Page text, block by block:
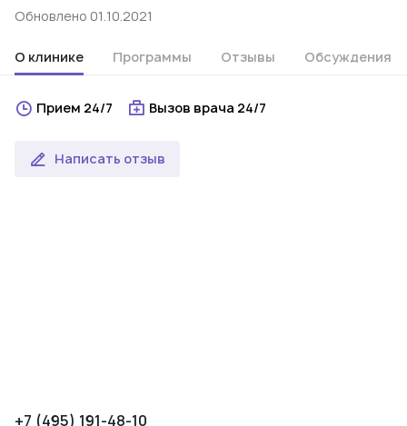
Обновлено 01.10.2021
О клинике Программы Отзывы Обсуждения
Прием 24/7 Вызов врача 24/7
Написать отзыв
+7 (495) 191-48-10